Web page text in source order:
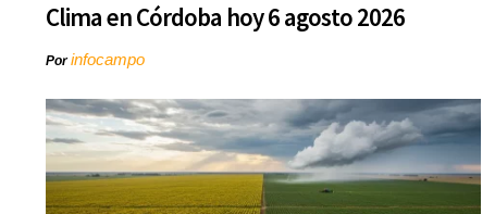
Clima en Córdoba hoy 6 agosto 2026
Porinfocampo